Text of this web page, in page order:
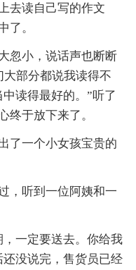
去读自己写的作文
了。
忽小，说话声也断断
部分都说我读得不
读得最好的。”听了
终于放下来了。
了一个小女孩宝贵的
，听到一位阿姨和一
一定要送去。你给我
没说完，售货员已经